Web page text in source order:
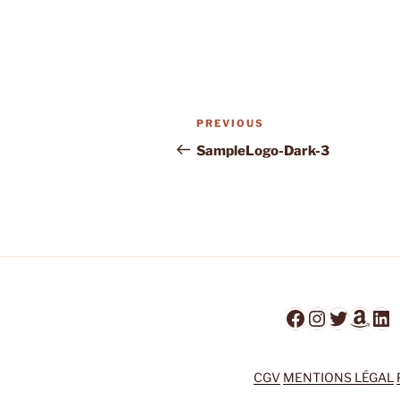
Post
navigation
Previous
Post
PREVIOUS
SampleLogo-Dark-3
Facebook
Instagram
Twitter
CGV MENTIONS LÉGAL